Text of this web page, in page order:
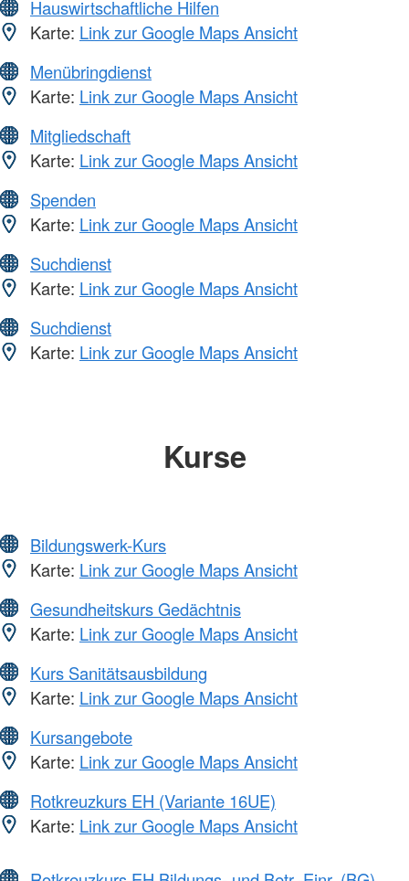
Hauswirtschaftliche Hilfen
Karte: Link zur Google Maps Ansicht
Menübringdienst
Karte: Link zur Google Maps Ansicht
Mitgliedschaft
Karte: Link zur Google Maps Ansicht
Spenden
Karte: Link zur Google Maps Ansicht
Suchdienst
Karte: Link zur Google Maps Ansicht
Suchdienst
Karte: Link zur Google Maps Ansicht
Kurse
Bildungswerk-Kurs
Karte: Link zur Google Maps Ansicht
Gesundheitskurs Gedächtnis
Karte: Link zur Google Maps Ansicht
Kurs Sanitätsausbildung
Karte: Link zur Google Maps Ansicht
Kursangebote
Karte: Link zur Google Maps Ansicht
Rotkreuzkurs EH (Variante 16UE)
Karte: Link zur Google Maps Ansicht